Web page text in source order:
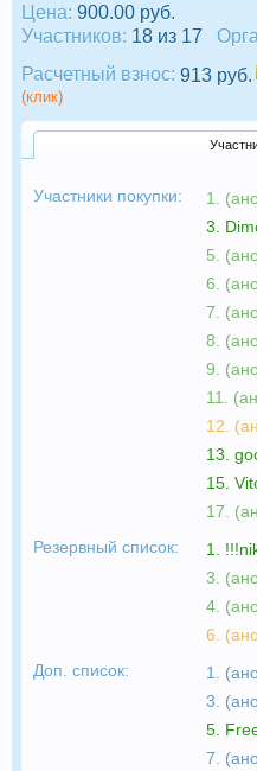
Цена: 900.00 руб.
Участников: 18 из 17
Расчетный взнос: 913 руб.
(клик)
Участники покупки: 1.
3.
5.
6.
7.
8.
9.
11.
12.
13.
15.
17.
Резервный список:
1.
3.
4.
6.
Доп. список:
1.
3.
5.
7.